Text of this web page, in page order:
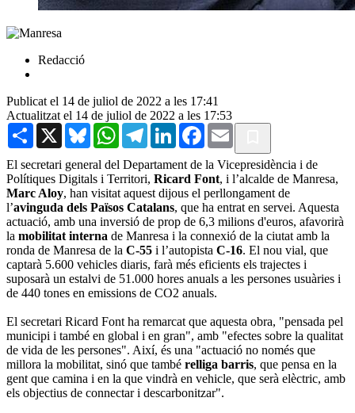
Redacció
Publicat el 14 de juliol de 2022 a les 17:41
Actualitzat el 14 de juliol de 2022 a les 17:53
Share X BlueskyWhatsAppTelegramLinkedInFacebook
Email
El secretari general del Departament de la Vicepresidència i de
Polítiques Digitals i Territori, Ricard Font, i l’alcalde de Manresa,
Marc Aloy, han visitat aquest dijous el perllongament de
l’avinguda dels Països Catalans, que ha entrat en servei. Aquesta
actuació, amb una inversió de prop de 6,3 milions d'euros, afavorirà
la mobilitat interna de Manresa i la connexió de la ciutat amb la
ronda de Manresa de la C-55 i l’autopista C-16. El nou vial, que
captarà 5.600 vehicles diaris, farà més eficients els trajectes i
suposarà un estalvi de 51.000 hores anuals a les persones usuàries i
de 440 tones en emissions de CO2 anuals.
El secretari Ricard Font ha remarcat que aquesta obra, "pensada pel
municipi i també en global i en gran", amb "efectes sobre la qualitat
de vida de les persones". Així, és una "actuació no només que
millora la mobilitat, sinó que també relliga barris, que pensa en la
gent que camina i en la que vindrà en vehicle, que serà elèctric, amb
els objectius de connectar i descarbonitzar".